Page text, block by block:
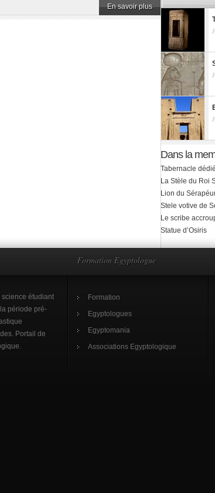
En savoir plus
Dans la
Tabernacle
La Stèle du Roi
Lion du
Stele votive de
Le scribe
Statue d’Osiris
science étudiant
la période pré-
Portail de
Formation Egyptologue
Formation
Egyptologues
Egyptomania
Associations Egyptologique